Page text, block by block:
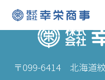
〒099-6414 北海道